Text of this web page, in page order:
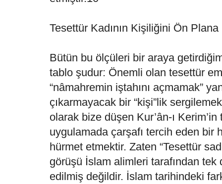
Tesettür Kadının Kişiliğini Ön Plana
Bütün bu ölçüleri bir araya
tablo şudur: Önemli olan tesettür
“nâmahremin iştahını açmamak”
çıkarmayacak bir “kişi”lik
olarak bize düşen Kur’ân-ı
uygulamada çarşafı tercih eden bir
hürmet etmektir. Zaten “Tesettür
görüşü İslam alimleri tarafından tek
edilmiş değildir. İslam tarihindeki